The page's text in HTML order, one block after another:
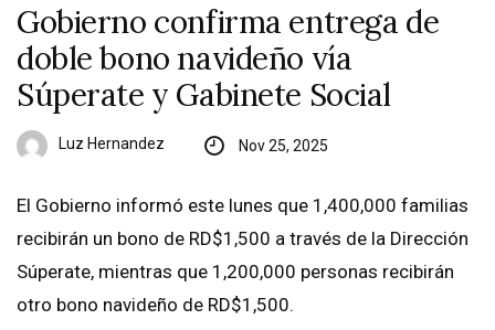
Gobierno confirma entrega de
doble bono navideño vía
Súperate y Gabinete Social
Luz Hernandez Nov 25, 2025
El Gobierno informó este lunes que 1,400,000 familias
recibirán un bono de RD$1,500 a través de la Dirección
Súperate, mientras que 1,200,000 personas recibirán
otro bono navideño de RD$1,500.